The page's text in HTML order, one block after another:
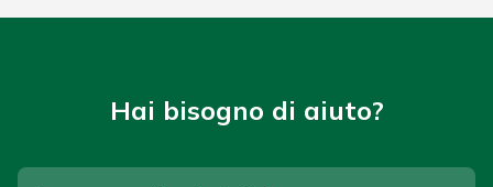
Hai bisogno di aiuto?